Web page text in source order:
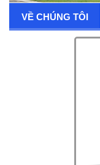
VỀ CHÚNG TÔI